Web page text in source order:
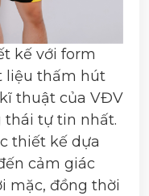
kế với form
liệu thấm hút
thuật của VĐV
thái tự tin nhất.
thiết kế dựa
cảm giác
mặc, đồng thời